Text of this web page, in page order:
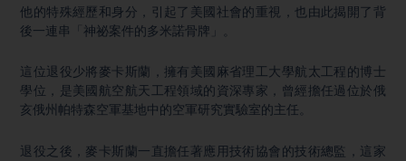
他的特殊經歷和身分，引起了美國社會的重視，也由此揭開了背
後一連串「神祕案件的多米諾骨牌」。
這位退役少將麥卡斯蘭，擁有美國麻省理工大學航太工程的博士
學位，是美國航空航天工程領域的資深專家，曾經擔任過位於俄
亥俄州帕特森空軍基地中的空軍研究實驗室的主任。
退役之後，麥卡斯蘭一直擔任著應用技術協會的技術總監，這家